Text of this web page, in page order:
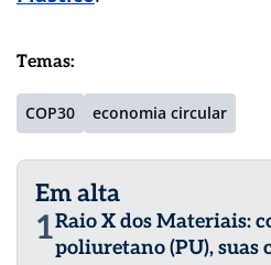
Temas:
COP30 economia circular
Em alta
1Raio X dos Materiais:
poliuretano (PU), suas